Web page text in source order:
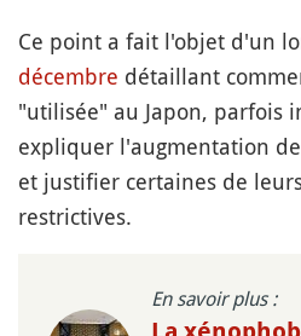
Ce point a fait l'objet d'un
décembre détaillant
"utilisée" au Japon, parfois
expliquer l'augmentation
et justifier certaines de
restrictives.
En savoir plus :